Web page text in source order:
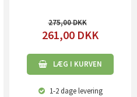
275,00
261,00 DKK
LÆG I KURVEN
1-2 dagelevering